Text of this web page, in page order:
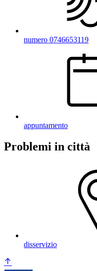
numero 0746653119
appuntamento
Problemi in città
disservizio